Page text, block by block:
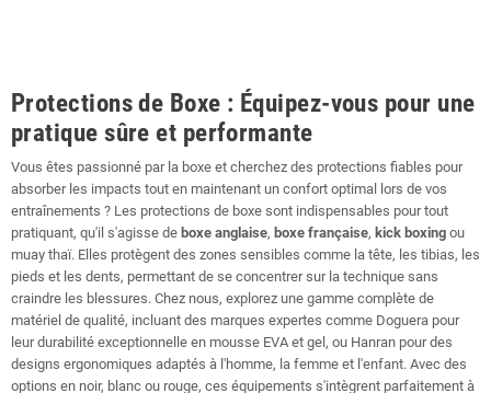
Protections de Boxe : Équipez-vous pour une
pratique sûre et performante
Vous êtes passionné par la boxe et cherchez des protections fiables pour
absorber les impacts tout en maintenant un confort optimal lors de vos
entraînements ? Les protections de boxe sont indispensables pour tout
pratiquant, qu'il s'agisse de boxe anglaise, boxe française, kick boxing ou
muay thaï. Elles protègent des zones sensibles comme la tête, les tibias, les
pieds et les dents, permettant de se concentrer sur la technique sans
craindre les blessures. Chez nous, explorez une gamme complète de
matériel de qualité, incluant des marques expertes comme Doguera pour
leur durabilité exceptionnelle en mousse EVA et gel, ou Hanran pour des
designs ergonomiques adaptés à l'homme, la femme et l'enfant. Avec des
options en noir, blanc ou rouge, ces équipements s'intègrent parfaitement à